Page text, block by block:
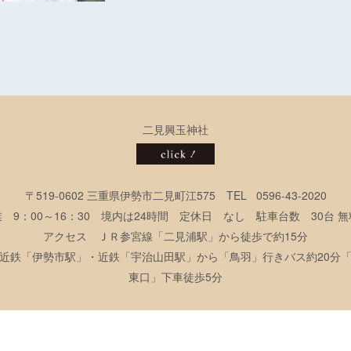
二見興玉神社
〒519-0602 三重県伊勢市二見町江575 TEL 0596-43-2020
9：00～16：30 境内は24時間 定休日 なし 駐車台数 30台
アクセス ＪＲ参宮線「二見浦駅」から徒歩で約15分
鉄「伊勢市駅」・近鉄「宇治山田駅」から「鳥羽」行きバス約20分
東口」下車徒歩5分